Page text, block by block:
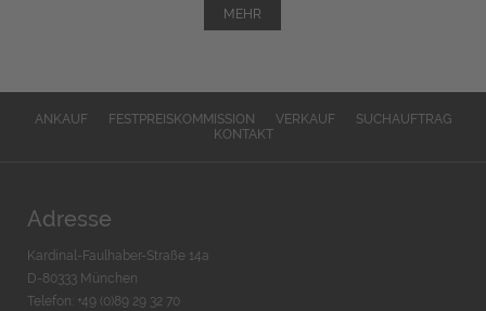
MEHR
ANKAUF FESTPREISKOMMISSION VERKAUF
SUCHAUFTRAG
KONTAKT
Adresse
Kardinal-Faulhaber-Straße 14a
D-80333 München
Telefon: +49 (0)89 29 32 70